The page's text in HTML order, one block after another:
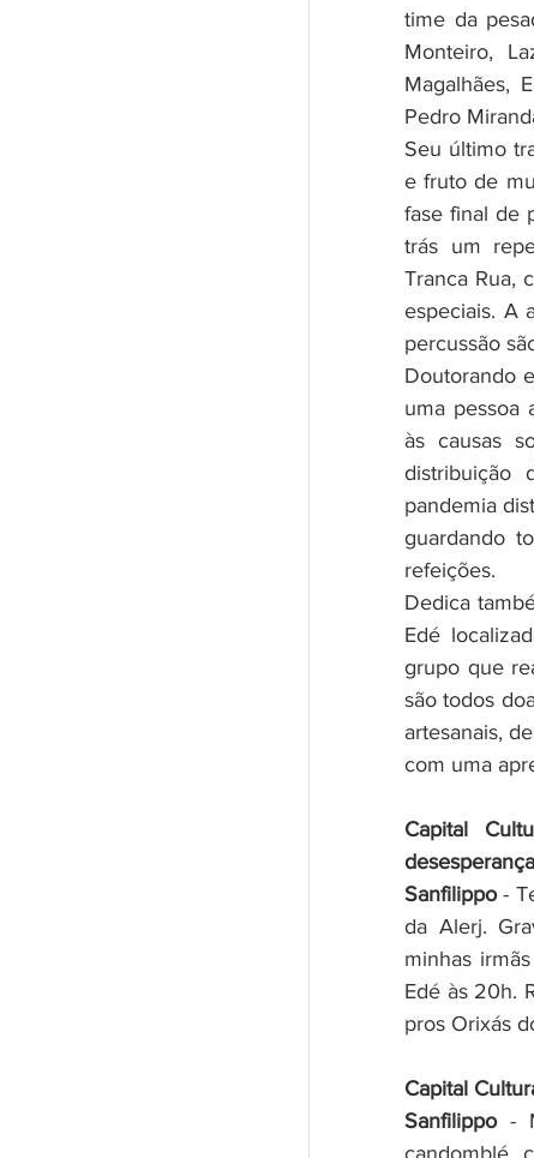
time da
Monteiro,
Magalhães,
Pedro
Seu último
e fruto de
fase final de
trás um
Tranca Rua,
especiais. A
percussão
Doutorando
uma pessoa
às causas
distribuição
pandemia
guardando
refeições.
Dedica
Edé
grupo que
são todos
artesanais,
com uma
Capital
Sanfilippo -
da Alerj.
minhas
Edé às 20h.
pros Orixás
Capital
Sanfilippo -
candomblé,